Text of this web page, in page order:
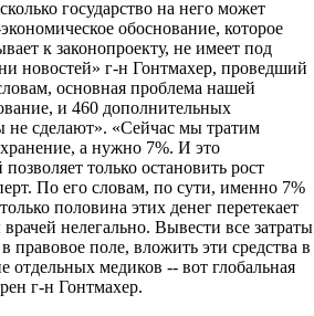
государство на него может
обоснование, которое
к законопроекту, не имеет под
новостей» г-н Гонтмахер, проведший
основная проблема нашей
и 460 дополнительных
не сделают». «Сейчас мы тратим
а нужно 7%. И это
только остановить рост
По его словам, по сути, именно 7%
половина этих денег перетекает
нелегально. Вывести все затраты
правовое поле, вложить эти средства в
медиков -- вот глобальная
г-н Гонтмахер.